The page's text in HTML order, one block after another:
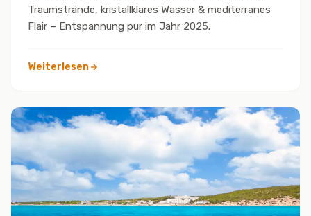
Traumstrände, kristallklares Wasser & mediterranes
Flair – Entspannung pur im Jahr 2025.
Weiterlesen